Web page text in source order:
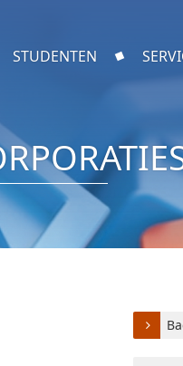
STUDENTEN